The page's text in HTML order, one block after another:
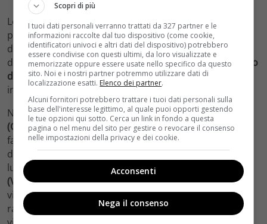
Le indagini ormai congiunte di Nina e Alex portano al
professorMinutillo (Urbano Barberini), ex insegnante
dell’università e ora primario di medicina legale
dell’ospedale.Luca, invece, si mostra sempre più geloso
del rapporto tra i due, e sembra avere un forte
interesse per la psicologa, che non è forse corrisposto.
Nina, infine, inizia a sospettareNiccolò Brighenti
(Giuseppe Maggio) , ragazzo del campus di ricca
famiglia, che spaccia e sembra coinvolto nella morte
dell’ultima ragazza. E concentra le sue attenzioni su di
lui, seguendolo quando inizia ad uscire con
Marcella
(Valentina Imperatori), la barista del paese, fino a un
villa nel bosco, scoprendo che anche lei come l’altra
ragazza morta è stata drogata da Niccolò. Da quella
Scopri di più
I tuoi dati personali verranno trattati da 327 partner e le
informazioni raccolte dal tuo dispositivo (come cookie,
identificatori univoci e altri dati del dispositivo) potrebbero
essere condivise con questi ultimi, da loro visualizzate e
memorizzate oppure essere usate nello specifico da questo
sito. Noi e i nostri partner potremmo utilizzare dati di
localizzazione esatti. Elenco dei partner.
Alcuni fornitori potrebbero trattare i tuoi dati personali sulla
base dell'interesse legittimo, al quale puoi opporti gestendo
le tue opzioni qui sotto. Cerca un link in fondo a questa
pagina o nel menu del sito per gestire o revocare il consenso
nelle impostazioni della privacy e dei cookie.
Acconsenti
Nega il consenso